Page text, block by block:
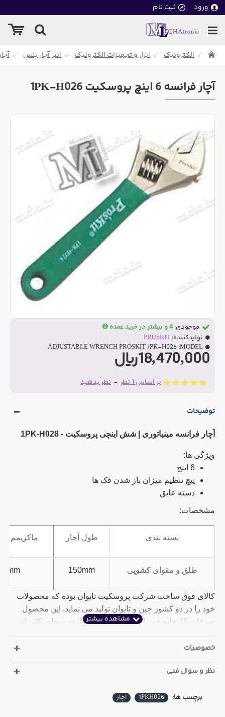
ورود ثبت نام
الکترونیک ابزار و تجهیزات الکترونیک انبر آچار پنس
آچار فرانسه 6 اینچ پروسکیت 1PK-H026
بر اساس 1 نظر - نظر بدهید
18,470,000ریال
موجودی: 4 و بیشتر در خرید عمده
تولیدکننده: PROSKIT
MODEL:
ADJUSTABLE WRENCH PROSKIT 1PK-H026
توضیحات
آچار فرانسه مینیاتوری | شش اینچی پروسکیت - 1PK-H028
ویژگی ها:
6 اینچ
پیچ تنظیم میزان باز شدن فک ها
دسته عایق
مشخصات:
بسته بندی طول آچار ماکزیمم
طلق و مقوای کشویی 150mm
کالای فوق ساخت شرکت پروسکیت تایوان بوده که محصولات
خود را در دو کشور چین و تایوان تولید می نماید. این محصول
صرفا درکارخانه چین این شرکت تولید میگردد و بطور کلی این
لایسنس برند پروسکیت تایوان است.
خصوصیات
نظر و سوال فنی
برچسب ها: 1PKH026 اچار